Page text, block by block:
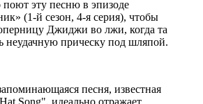
эту песню в эпизоде
(1-й сезон, 4-я серия), чтобы
Джиджи во лжи, когда та
неудачную прическу под шляпой.
песня, известная
Song", идеально отражает